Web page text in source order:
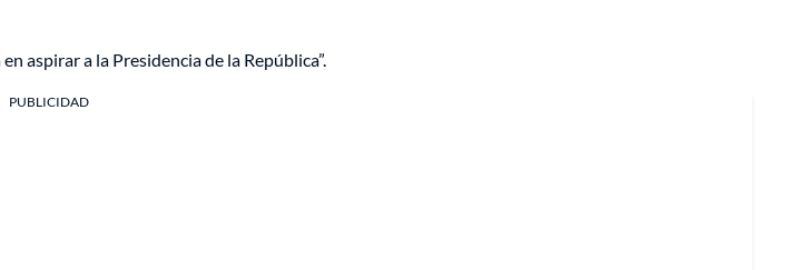
aspirar a la Presidencia de la República”.
PUBLICIDAD